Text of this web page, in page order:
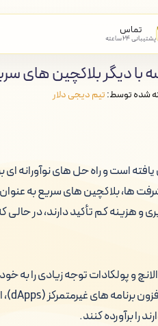
تماس
پشتیبانی ۲۴ ساعته
با دیگر بلاکچین های
شده توسط:تیم دیجی دلار
است و راه حل های نوآورانه
ها، بلاکچین های سریع به
هزینه کم تأکید دارند، در حالی
و پولکادات توجه زیادی را به
را برآورده کنند.